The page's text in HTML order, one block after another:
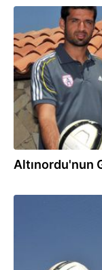
25.07.2013
Altınordu'nun